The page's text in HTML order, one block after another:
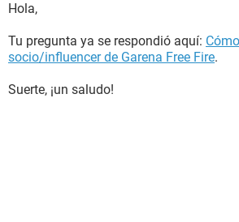
Hola,
Tu pregunta ya se respondió aquí:
socio/influencer de Garena Free Fire.
Suerte, ¡un saludo!